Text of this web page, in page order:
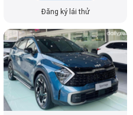
KIA Sportage 2.0D
Signature X-Line (Máy dầu)
939 triệu
Trả hàng tháng từ: 16 triệu x 60